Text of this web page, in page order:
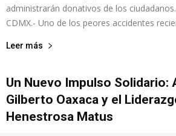
administrarán donativos de los
CDMX.- Uno de los peores accidentes
Leer más
Un Nuevo Impulso Solidario:
Gilberto Oaxaca y el
Henestrosa Matus